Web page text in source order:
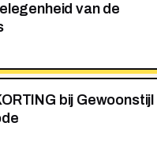
van de
bij Gewoonstijl